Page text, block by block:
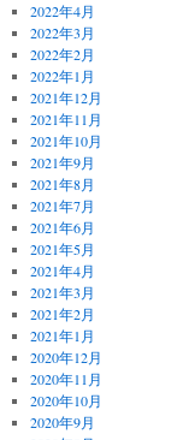
2022年4月
2022年3月
2022年2月
2022年1月
2021年12月
2021年11月
2021年10月
2021年9月
2021年8月
2021年7月
2021年6月
2021年5月
2021年4月
2021年3月
2021年2月
2021年1月
2020年12月
2020年11月
2020年10月
2020年9月